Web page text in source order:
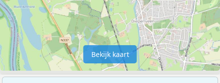
Bekijk kaart